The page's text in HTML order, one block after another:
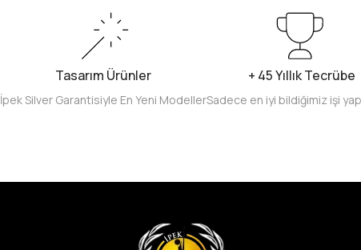
Tasarım Ürünler
İpek Silver Garantisiyle En Yeni Modeller
+ 45 Yıllık Tecrübe
Sadece en iyi bildiğimiz işi